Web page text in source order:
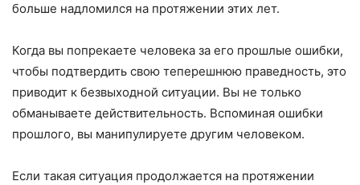
больше надломился на протяжении этих лет.
Когда вы попрекаете человека за его прошлые ошибки,
чтобы подтвердить свою теперешнюю праведность, это
приводит к безвыходной ситуации. Вы не только
обманываете действительность. Вспоминая ошибки
прошлого, вы манипулируете другим человеком.
Если такая ситуация продолжается на протяжении